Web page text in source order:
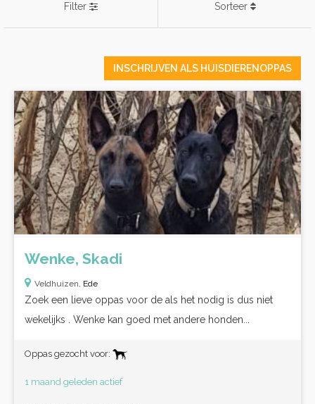
Filter Sorteer
INSCHRIJVEN ALS HUISDIERENOPPAS
Wenke, Skadi
Veldhuizen, Ede
Zoek een lieve oppas voor de als het nodig is dus niet
wekelijks . Wenke kan goed met andere honden...
Oppas gezocht voor:
1 maand geleden actief